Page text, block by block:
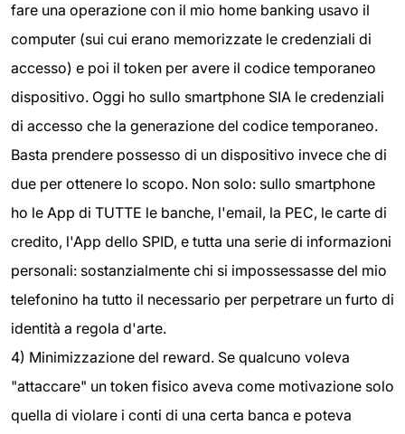
fare una operazione con il mio home banking usavo il
computer (sui cui erano memorizzate le credenziali di
accesso) e poi il token per avere il codice temporaneo
dispositivo. Oggi ho sullo smartphone SIA le credenziali
di accesso che la generazione del codice temporaneo.
Basta prendere possesso di un dispositivo invece che di
due per ottenere lo scopo. Non solo: sullo smartphone
ho le App di TUTTE le banche, l'email, la PEC, le carte di
credito, l'App dello SPID, e tutta una serie di informazioni
personali: sostanzialmente chi si impossessasse del mio
telefonino ha tutto il necessario per perpetrare un furto di
identità a regola d'arte.
4) Minimizzazione del reward. Se qualcuno voleva
"attaccare" un token fisico aveva come motivazione solo
quella di violare i conti di una certa banca e poteva